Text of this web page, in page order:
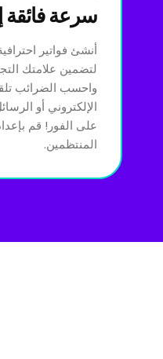
سرعة فائقة
أنشئ فواتير
لتضمين علامتك
واحسب الضرائب
الإلكتروني أو
على الفور! قم
المنتظمين.